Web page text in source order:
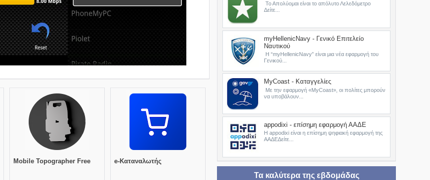
Mobile Topographer Free e-Καταναλωτής
Το Απολύομαι είναι το απόλυτο Λελεδόμετρο
Δείτε...
myHellenicNavy - Γενικό Επιτελείο
Ναυτικού
Η “myHellenicNavy” είναι μια νέα εφαρμογή του
Γενικού...
MyCoast - Καταγγελίες
Με την εφαρμογή «MyCoast», οι πολίτες μπορούν
να υποβάλουν...
appodixi - επίσημη εφαρμογή ΑΑΔΕ
Η appodixi είναι η επίσημη ψηφιακή εφαρμογή της
ΑΑΔΕΔείτε...
Τα καλύτερα της εβδομάδας